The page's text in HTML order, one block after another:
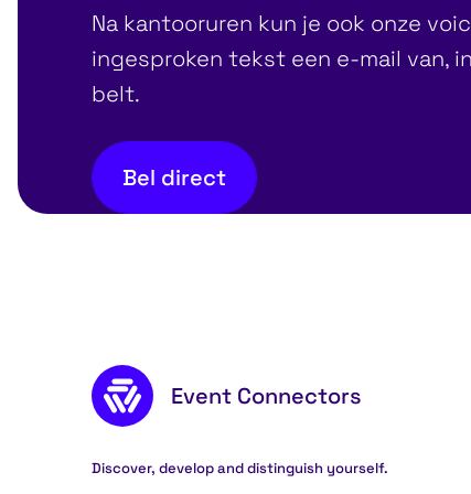
Na kantooruren kun je ook onze
ingesproken tekst een e-mail van,
belt.
Bel direct
Footer content
Event Connectors
Discover, develop and distinguish yourself.